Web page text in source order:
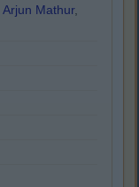
Arjun Mathur,